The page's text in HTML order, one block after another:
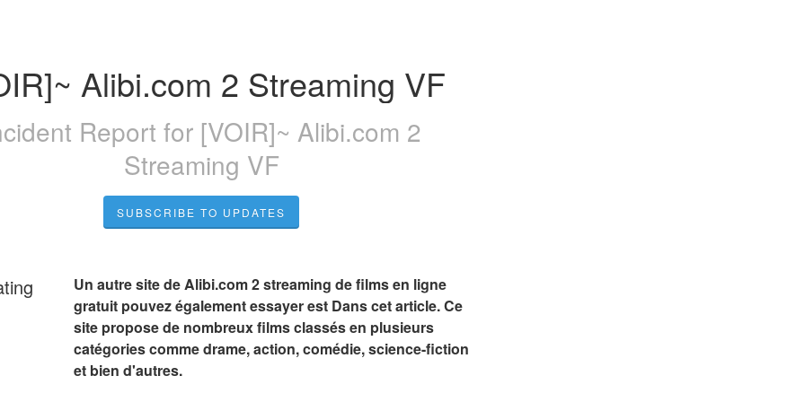
Alibi.com 2 Streaming VF
Report for [VOIR]~ Alibi.com 2
Streaming VF
SUBSCRIBE TO UPDATES
Un autre site de Alibi.com 2 streaming de films en ligne
gratuit pouvez également essayer est Dans cet article. Ce
site propose de nombreux films classés en plusieurs
catégories comme drame, action, comédie, science-fiction
et bien d'autres.